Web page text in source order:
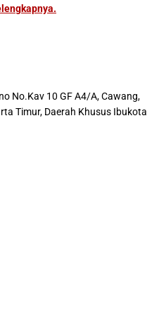
.
No.Kav 10 GF A4/A, Cawang,
Timur, Daerah Khusus Ibukota